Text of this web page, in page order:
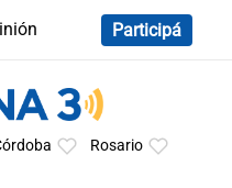
Participá
Rosario